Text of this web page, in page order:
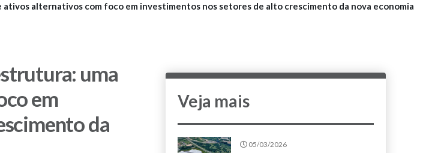
alternativos com foco em investimentos nos setores de alto crescimento da nova economia
uma
em
da
Veja mais
05/03/2026